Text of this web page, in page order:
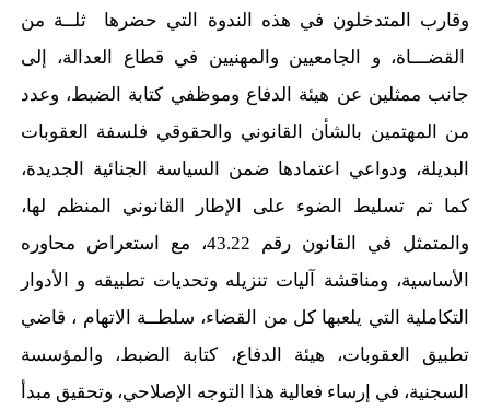
وقارب المتدخلون في هذه الندوة التي حضرها ثلــة من
القضـــاة، و الجامعيين والمهنيين في قطاع العدالة، إلى
جانب ممثلين عن هيئة الدفاع وموظفي كتابة الضبط، وعدد
من المهتمين بالشأن القانوني والحقوقي فلسفة العقوبات
البديلة، ودواعي اعتمادها ضمن السياسة الجنائية الجديدة،
كما تم تسليط الضوء على الإطار القانوني المنظم لها،
والمتمثل في القانون رقم 43.22، مع استعراض محاوره
الأساسية، ومناقشة آليات تنزيله وتحديات تطبيقه و الأدوار
التكاملية التي يلعبها كل من القضاء، سلطــة الاتهام ، قاضي
تطبيق العقوبات، هيئة الدفاع، كتابة الضبط، والمؤسسة
السجنية، في إرساء فعالية هذا التوجه الإصلاحي، وتحقيق مبدأ